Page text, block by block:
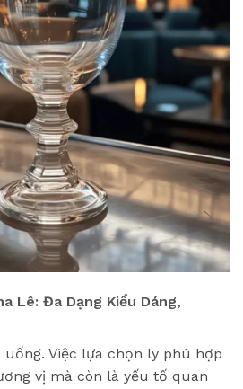
Lê: Đa Dạng Kiểu Dáng,
Việc lựa chọn ly phù hợp
vị mà còn là yếu tố quan